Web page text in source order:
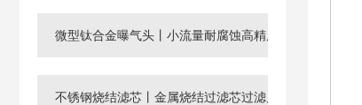
微型钛合金曝气头丨小流量耐腐蚀高精度工业微孔气体分
不锈钢烧结滤芯丨金属烧结过滤芯过滤片滤管